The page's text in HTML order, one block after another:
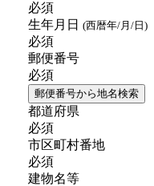
必須
生年月日 (西暦年/月/日)
必須
郵便番号
必須
郵便番号から地名検索
都道府県
必須
市区町村番地
必須
建物名等